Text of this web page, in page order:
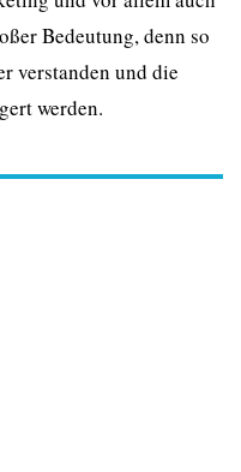
Bedeutung, denn so
verstanden und die
werden.